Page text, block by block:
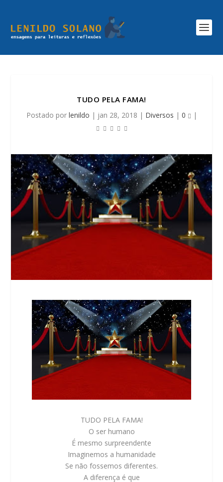
TUDO PELA FAMA!
Postado por lenildo | jan 28, 2018 | Diversos | 0 |
TUDO PELA FAMA!
O ser humano
É mesmo surpreendente
Imaginemos a humanidade
Se não fossemos diferentes.
A diferença é que